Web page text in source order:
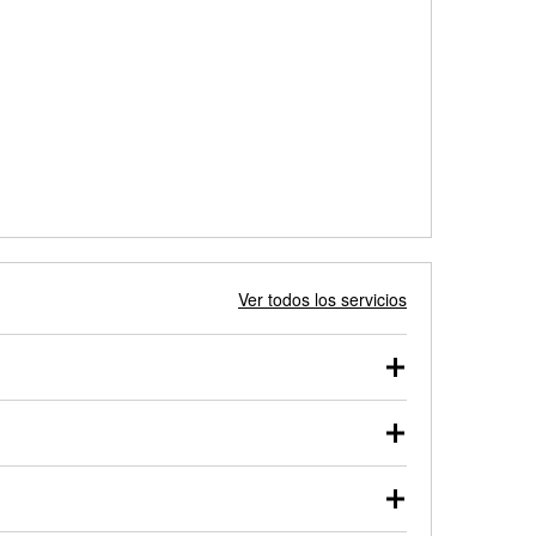
Ver todos los servicios
probarse dentro o fuera del vehículo y cargarse en
de nuestros profesionales te ayudará a encontrar
en el estacionamiento, o desmonta el